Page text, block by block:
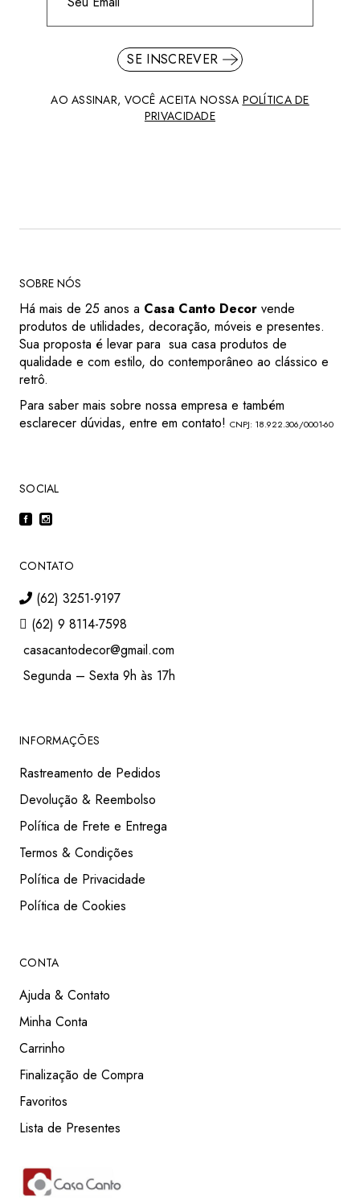
SE INSCREVER
AO ASSINAR, VOCÊ ACEITA NOSSA POLÍTICA DE
PRIVACIDADE
SOBRE NÓS
Há mais de 25 anos a Casa Canto Decor vende
produtos de utilidades, decoração, móveis e presentes.
Sua proposta é levar para sua casa produtos de
qualidade e com estilo, do contemporâneo ao clássico e
retrô.
Para saber mais sobre nossa empresa e também
esclarecer dúvidas, entre em contato! CNPJ: 18.922.306/0001-60
SOCIAL
CONTATO
(62) 3251-9197
(62) 9 8114-7598
casacantodecor@gmail.com
Segunda – Sexta 9h às 17h
INFORMAÇÕES
Rastreamento de Pedidos
Devolução & Reembolso
Política de Frete e Entrega
Termos & Condições
Política de Privacidade
Política de Cookies
CONTA
Ajuda & Contato
Minha Conta
Carrinho
Finalização de Compra
Favoritos
Lista de Presentes